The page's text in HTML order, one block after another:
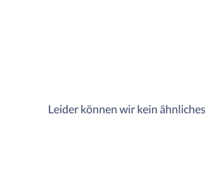
Leider können wir kein